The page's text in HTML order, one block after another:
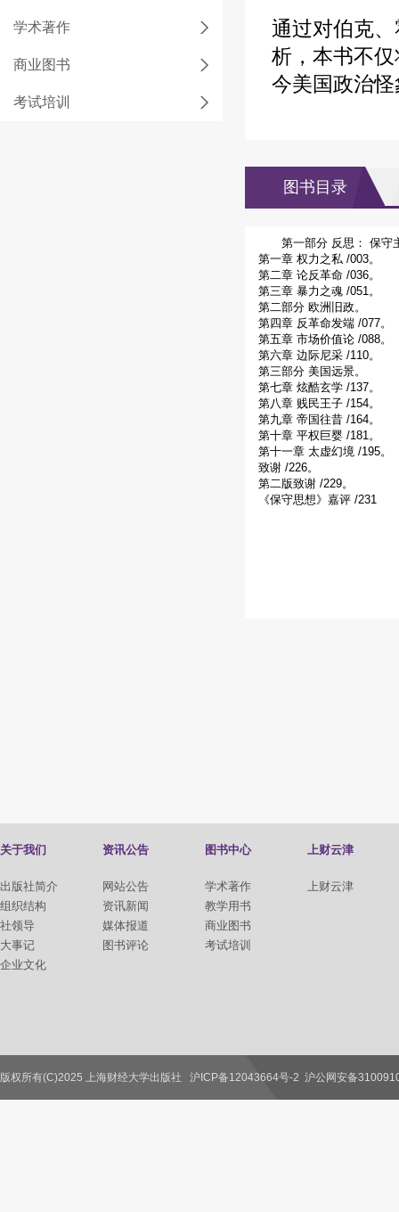
学术著作
商业图书
考试培训
通过对伯克
析，本书不
今美国政治
图书目录
第一部分 反思： 保守
第一章 权力之私 /003。
第二章 论反革命 /036。
第三章 暴力之魂 /051。
第二部分 欧洲旧政。
第四章 反革命发端 /077。
第五章 市场价值论 /088。
第六章 边际尼采 /110。
第三部分 美国远景。
第七章 炫酷玄学 /137。
第八章 贱民王子 /154。
第九章 帝国往昔 /164。
第十章 平权巨婴 /181。
第十一章 太虚幻境 /195。
致谢 /226。
第二版致谢 /229。
《保守思想》嘉评 /231
关于我们
出版社简介
组织结构
社领导
大事记
企业文化
资讯公告
网站公告
资讯新闻
媒体报道
图书评论
图书中心
学术著作
教学用书
商业图书
考试培训
上财云津
上财云津
联系我们
版权所有(C)2025 上海财经大学出版社 沪ICP备12043664号-2 沪公网安备